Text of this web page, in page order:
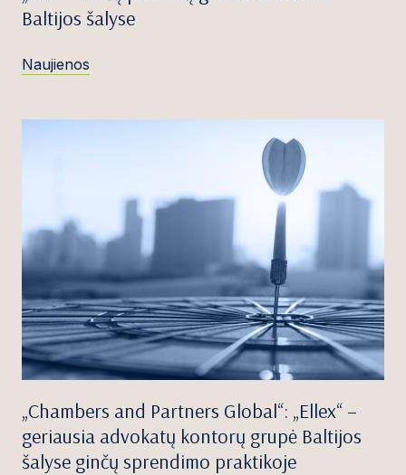
Baltijos šalyse
Naujienos
„Chambers and Partners Global“: „Ellex“ –
geriausia advokatų kontorų grupė Baltijos
šalyse ginčų sprendimo praktikoje